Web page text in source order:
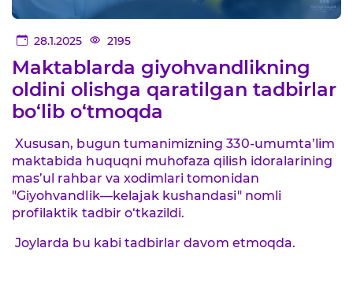
28.1.2025 2195
Maktablarda giyohvandlikning
oldini olishga qaratilgan tadbirlar
bo‘lib o‘tmoqda
Xususan, bugun tumanimizning 330-umumta’lim
maktabida huquqni muhofaza qilish idoralarining
mas’ul rahbar va xodimlari tomonidan
"Giyohvandlik—kelajak kushandasi" nomli
profilaktik tadbir o‘tkazildi.
Joylarda bu kabi tadbirlar davom etmoqda.